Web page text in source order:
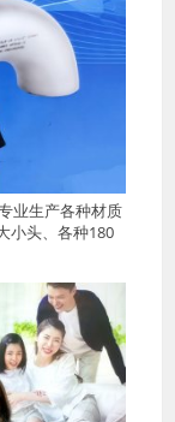
业生产各种材质
小头、各种180